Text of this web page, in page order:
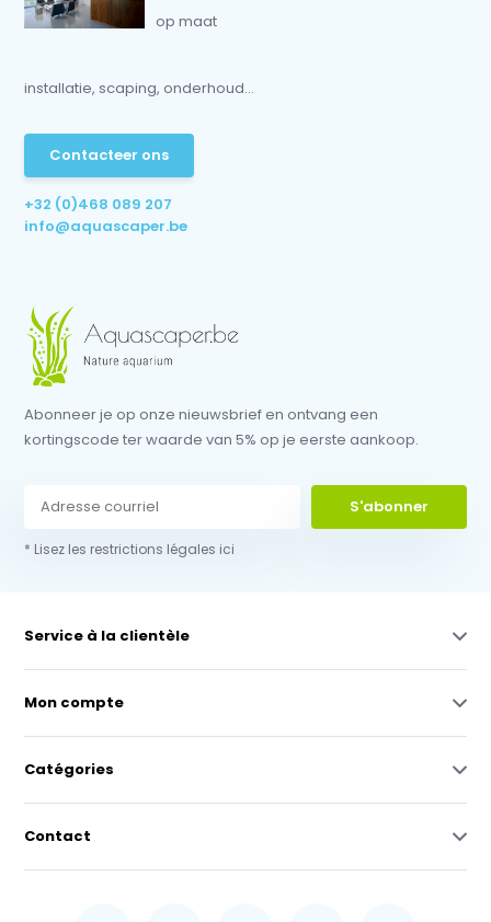
op maat
installatie, scaping, onderhoud...
Contacteer ons
+32 (0)468 089 207
info@aquascaper.be
Abonneer je op onze nieuwsbrief en ontvang een
kortingscode ter waarde van 5% op je eerste aankoop.
S'abonner
* Lisez les restrictions légales ici
Service à la clientèle
Mon compte
Catégories
Contact